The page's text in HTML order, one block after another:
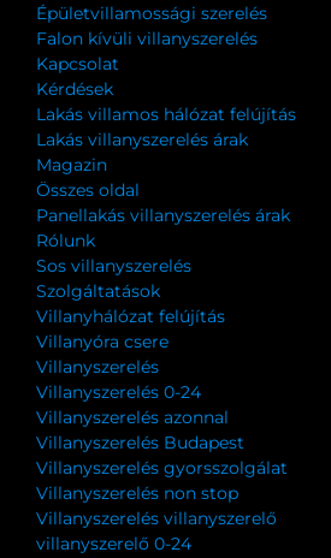
Épületvillamossági szerelés
Falon kívüli villanyszerelés
Kapcsolat
Kérdések
Lakás villamos hálózat felújítás
Lakás villanyszerelés árak
Magazin
Összes oldal
Panellakás villanyszerelés árak
Rólunk
Sos villanyszerelés
Szolgáltatások
Villanyhálózat felújítás
Villanyóra csere
Villanyszerelés
Villanyszerelés 0-24
Villanyszerelés azonnal
Villanyszerelés Budapest
Villanyszerelés gyorsszolgálat
Villanyszerelés non stop
Villanyszerelés villanyszerelő
villanyszerelő 0-24